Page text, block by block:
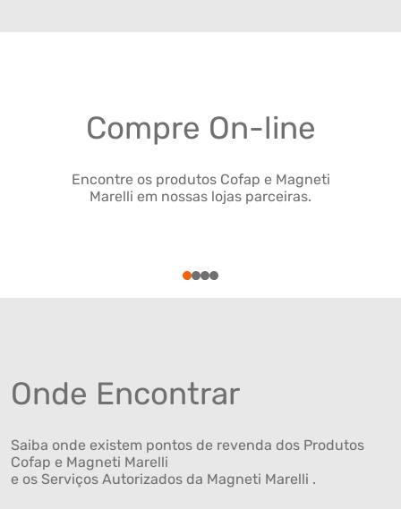
Compre On-line
Encontre os produtos Cofap e Magneti
Marelli em nossas lojas parceiras.
1234
Onde Encontrar
Saiba onde existem pontos de revenda dos Produtos
Cofap e Magneti Marelli
e os Serviços Autorizados da Magneti Marelli .